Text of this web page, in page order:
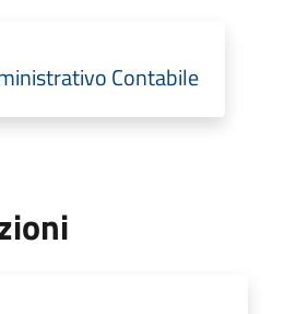
Contabile